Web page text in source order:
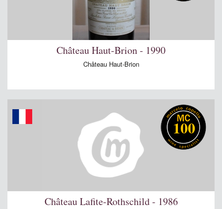
Château Haut-Brion - 1990
Château Haut-Brion
100
Château Lafite-Rothschild - 1986